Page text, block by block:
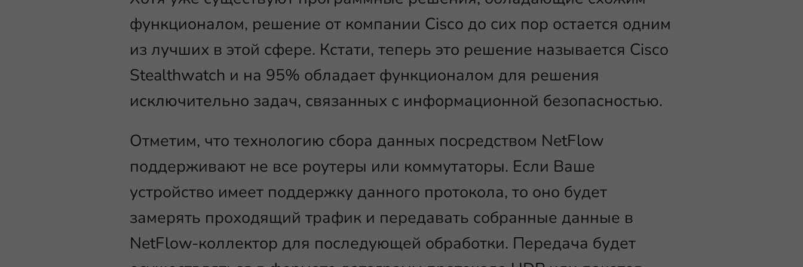
функционалом, решение от компании Cisco до сих пор остается одним
из лучших в этой сфере. Кстати, теперь это решение называется Cisco
Stealthwatch и на 95% обладает функционалом для решения
исключительно задач, связанных с информационной безопасностью.
Отметим, что технологию сбора данных посредством NetFlow
поддерживают не все роутеры или коммутаторы. Если Ваше
устройство имеет поддержку данного протокола, то оно будет
замерять проходящий трафик и передавать собранные данные в
NetFlow-коллектор для последующей обработки. Передача будет